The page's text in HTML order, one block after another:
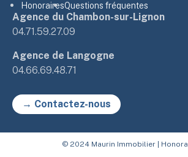
HonorairesQuestions fréquentes
Agence du Chambon-sur-Lignon
04.71.59.27.09
Agence de Langogne
04.66.69.48.71
→ Contactez-nous
© 2024 Maurin Immobilier |